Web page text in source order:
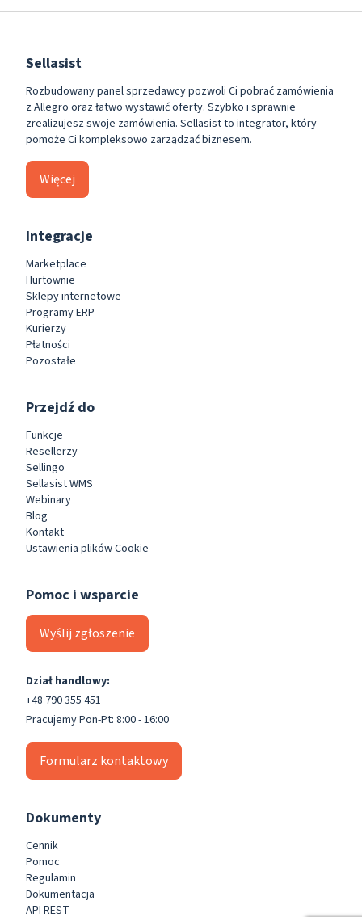
Sellasist
Rozbudowany panel sprzedawcy pozwoli Ci pobrać zamówienia
z Allegro oraz łatwo wystawić oferty. Szybko i sprawnie
zrealizujesz swoje zamówienia. Sellasist to integrator, który
pomoże Ci kompleksowo zarządzać biznesem.
Więcej
Integracje
Marketplace
Hurtownie
Sklepy internetowe
Programy ERP
Kurierzy
Płatności
Pozostałe
Przejdź do
Funkcje
Resellerzy
Sellingo
Sellasist WMS
Webinary
Blog
Kontakt
Ustawienia plików Cookie
Pomoc i wsparcie
Wyślij zgłoszenie
Dział handlowy:
+48 790 355 451
Pracujemy Pon-Pt: 8:00 - 16:00
Formularz kontaktowy
Dokumenty
Cennik
Pomoc
Regulamin
Dokumentacja
API REST